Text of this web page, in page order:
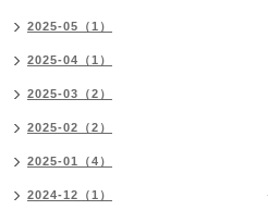
2025-05（1）
2025-04（1）
2025-03（2）
2025-02（2）
2025-01（4）
2024-12（1）